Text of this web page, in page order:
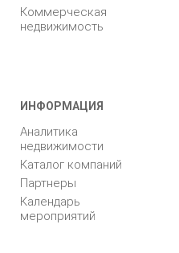
Коммерческая
недвижимость
ИНФОРМАЦИЯ
Аналитика
недвижимости
Каталог компаний
Партнеры
Календарь
мероприятий